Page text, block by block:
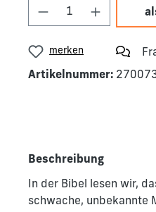
Produkt Anzahl:
merken
Artikelnummer:
Beschreibung
In der Bibel lesen wir,
schwache, unbekannte